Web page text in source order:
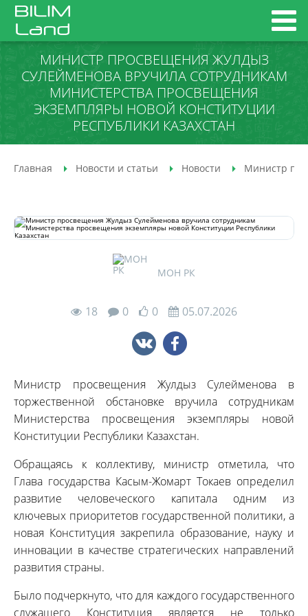
МИНИСТР ПРОСВЕЩЕНИЯ ЖУЛДЫЗ
СУЛЕЙМЕНОВА ВРУЧИЛА СОТРУДНИКАМ
МИНИСТЕРСТВА ПРОСВЕЩЕНИЯ
ЭКЗЕМПЛЯРЫ НОВОЙ КОНСТИТУЦИИ
РЕСПУБЛИКИ КАЗАХСТАН
Главная Новости и статьи Новости Министр
МОН РК
18 0 0 05.07.2026
Министр просвещения Жулдыз Сулейменова в
торжественной обстановке вручила сотрудникам
Министерства просвещения экземпляры новой
Конституции Республики Казахстан.
Обращаясь к коллективу, министр отметила, что
Глава государства Касым-Жомарт Токаев определил
развитие человеческого капитала одним из
ключевых приоритетов государственной политики, а
новая Конституция закрепила образование, науку и
инновации в качестве стратегических направлений
развития страны.
Было подчеркнуто, что для каждого государственного
служащего Конституция является не только